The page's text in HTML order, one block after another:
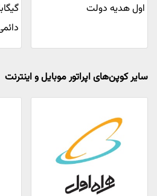
اول هدیه دولت
سایر کوپن‌های اپراتور موبایل و اینترنت